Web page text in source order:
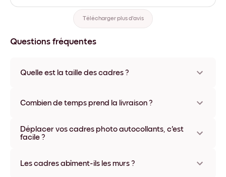
Télécharger plus d'avis
Questions fréquentes
Quelle est la taille des cadres ?
Plusieurs matériaux et coloris disponibles, y compris sans
Combien de temps prend la livraison ?
généralement une semaine. Livraison express possible dans
certains pays. Un numéro de suivi accompagne chaque
Déplacer vos cadres photo autocollants, c'est
facile ?
l'infini, sans abîmer vos murs.
Les cadres abîment-ils les murs ?